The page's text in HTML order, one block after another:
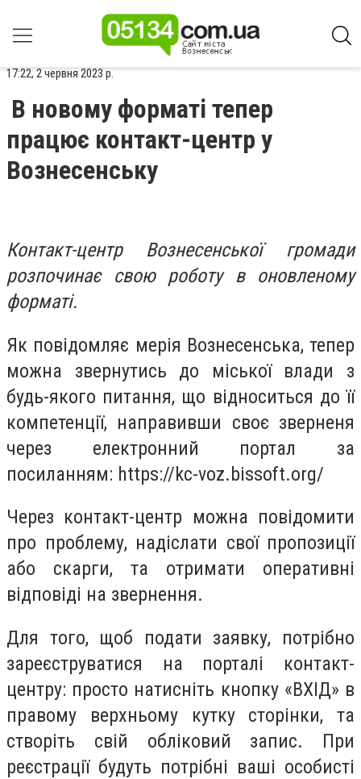
17:22, 2 червня 2023 р.
В новому форматі тепер
працює контакт-центр у
Вознесенську
Контакт-центр Вознесенської громади
розпочинає свою роботу в оновленому
форматі.
Як повідомляє мерія Вознесенська, тепер
можна звернутись до міської влади з
будь-якого питання, що відноситься до її
компетенції, направивши своє зверненя
через електронний портал за
посиланням: https://kc-voz.bissoft.org/
Через контакт-центр можна повідомити
про проблему, надіслати свої пропозиції
або скарги, та отримати оперативні
відповіді на звернення.
Для того, щоб подати заявку, потрібно
зареєструватися на порталі контакт-
центру: просто натисніть кнопку «ВХІД» в
правому верхньому кутку сторінки, та
створіть свій обліковий запис. При
реєстрації будуть потрібні ваші особисті